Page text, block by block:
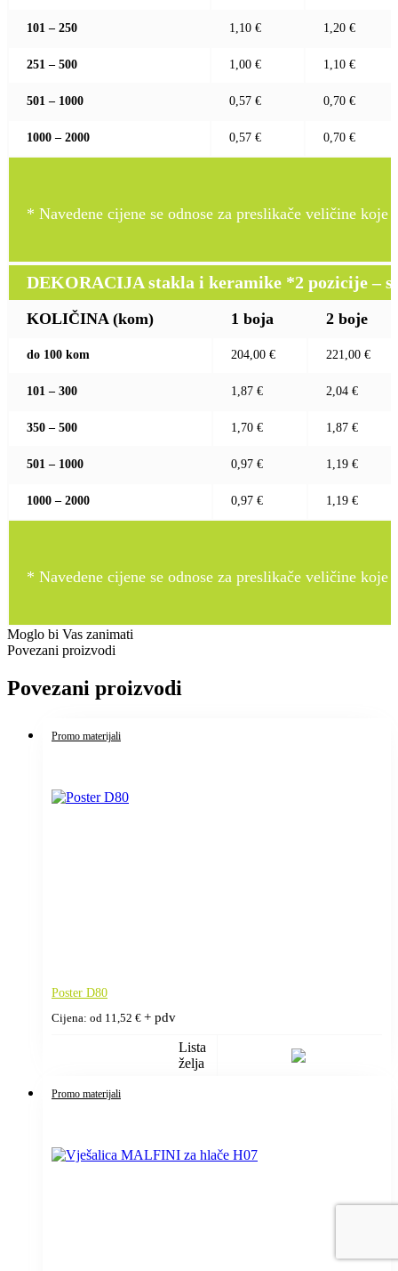
101 – 250 1,10 € 1,20 €
251 – 500 1,00 € 1,10 €
501 – 1000 0,57 € 0,70 €
1000 – 2000 0,57 € 0,70 €
* Navedene cijene se odnose za preslikače veličine
DEKORACIJA stakla i keramike *2 pozicije –
KOLIČINA (kom) 1 boja 2 boje
do 100 kom 204,00 € 221,00 €
101 – 300 1,87 € 2,04 €
350 – 500 1,70 € 1,87 €
501 – 1000 0,97 € 1,19 €
1000 – 2000 0,97 € 1,19 €
* Navedene cijene se odnose za preslikače veličine
Moglo bi Vas zanimati
Povezani proizvodi
Povezani proizvodi
Promo materijali
Poster D80
Cijena: od 11,52 € + pdv
Lista
želja
Promo materijali